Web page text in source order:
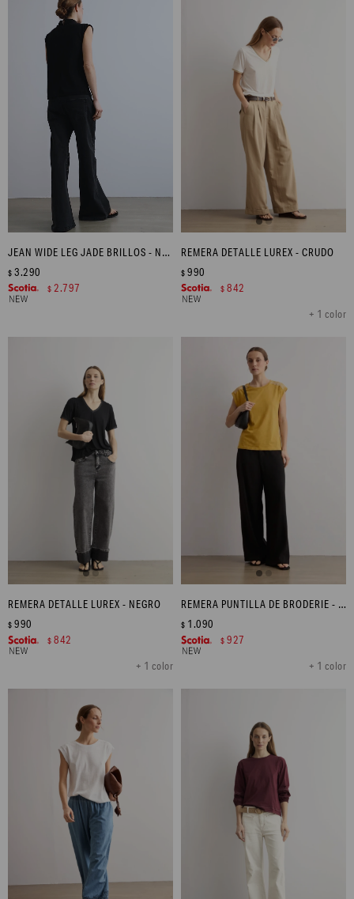
JEAN WIDE LEG JADE BRILLOS - NEGRO
$ 3.290
$ 2.797
REMERA DETALLE LUREX - CRUDO
+ 1 color
$ 990
$ 842
REMERA DETALLE LUREX - NEGRO
+ 1 color
$ 990
$ 842
REMERA PUNTILLA DE BRODERIE - MAIZ
+ 1 color
$ 1.090
$ 927